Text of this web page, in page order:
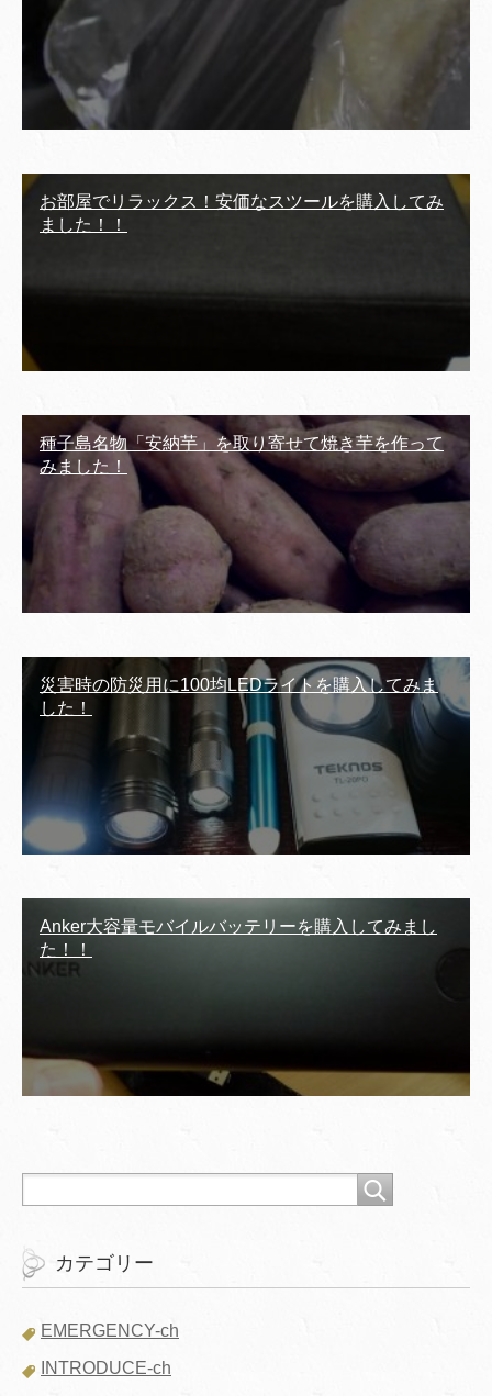
お部屋でリラックス！安価なスツールを購入してみ
ました！！
種子島名物「安納芋」を取り寄せて焼き芋を作って
みました！
災害時の防災用に100均LEDライトを購入してみま
した！
Anker大容量モバイルバッテリーを購入してみまし
た！！
カテゴリー
EMERGENCY-ch
INTRODUCE-ch